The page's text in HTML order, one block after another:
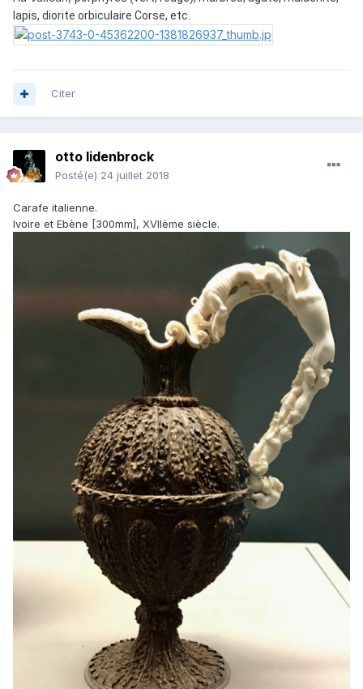
lapis, diorite orbiculaire Corse, etc.
Citer
otto lidenbrock
Posté(e) 24 juillet 2018
Carafe italienne.
Ivoire et Ebène [300mm], XVIIème siècle.